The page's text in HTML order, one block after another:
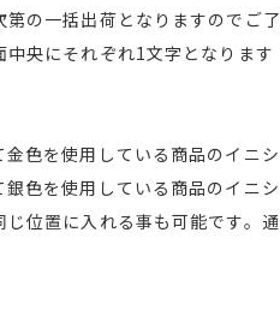
の一括出荷となりますのでご了
央にそれぞれ1文字となります
色を使用している商品のイニシ
色を使用している商品のイニシ
位置に入れる事も可能です。